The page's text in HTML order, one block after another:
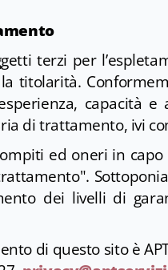
terzi per
titolarità.
capacità
di trattamento, ivi
ed oneri in
dei livelli di
di questo sito è